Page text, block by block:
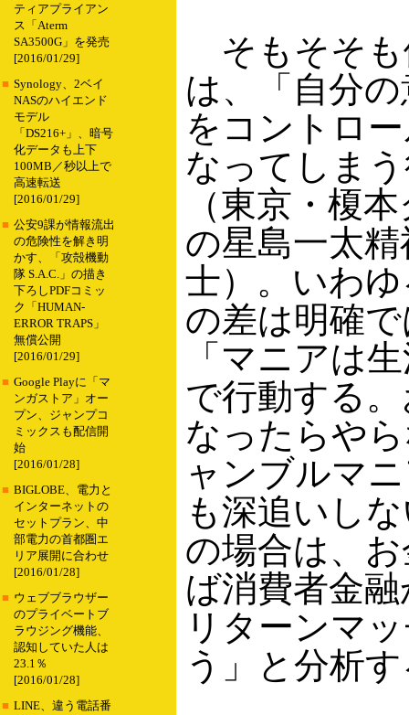
ティアプライアン
ス「Aterm
SA3500G」を発売
[2016/01/29]
■ Synology、2ベイ
NASのハイエンド
モデル
「DS216+」、暗号
化データも上下
100MB／秒以上で
高速転送
[2016/01/29]
■ 公安9課が情報流出
の危険性を解き明
かす、「攻殻機動
隊 S.A.C.」の描き
下ろしPDFコミッ
ク「HUMAN-
ERROR TRAPS」
無償公開
[2016/01/29]
■ Google Playに「マ
ンガストア」オー
プン、ジャンプコ
ミックスも配信開
始
[2016/01/28]
■ BIGLOBE、電力と
インターネットの
セットプラン、中
部電力の首都圏エ
リア展開に合わせ
[2016/01/28]
■ ウェブブラウザー
のプライベートブ
ラウジング機能、
認知していた人は
23.1％
[2016/01/28]
■ LINE、違う電話番
そもそそも
は、「自分
をコントロ
なってしま
（東京・榎
の星島一太
士）。いわ
の差は明確
「マニアは
で行動する
なったらや
ャンブルマ
も深追いし
の場合は、
ば消費者金
リターンマ
う」と分析